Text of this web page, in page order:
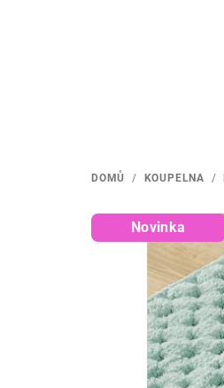
DOMŮ / KOUPELNA /
Novinka